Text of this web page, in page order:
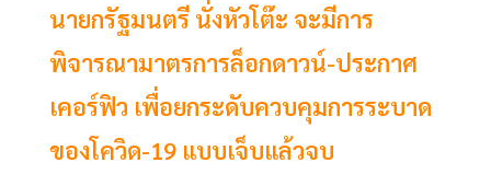
นายกรัฐมนตรี นั่งหัวโต๊ะ จะมีการ
พิจารณามาตรการล็อกดาวน์-ประกาศ
เคอร์ฟิว เพื่อยกระดับควบคุมการระบาด
ของโควิด-19 แบบเจ็บแล้วจบ